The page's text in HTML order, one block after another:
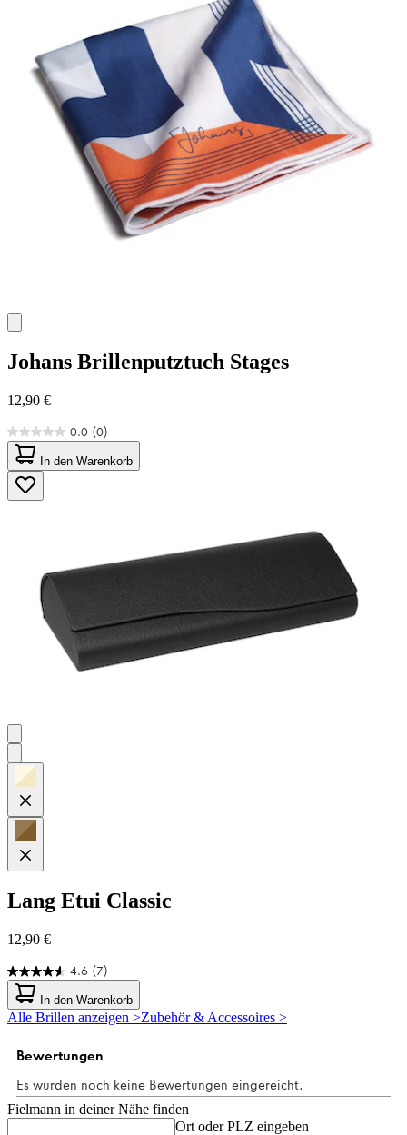
Johans Brillenputztuch Stages
12,90 €
0.0 (0)
0.0
von
5
Sternen.
In den Warenkorb
Lang Etui Classic
12,90 €
4.6 (7)
4.6
von
5
Sternen.
Bewertungen
In den Warenkorb
Alle Brillen anzeigen >Zubehör & Accessoires >
Fielmann in deiner Nähe finden
Ort oder PLZ eingeben